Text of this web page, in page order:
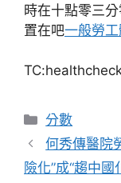
時在十點零三
置在吧一般勞
分
類
分數
何秀傳醫院
險化”成“趨中國